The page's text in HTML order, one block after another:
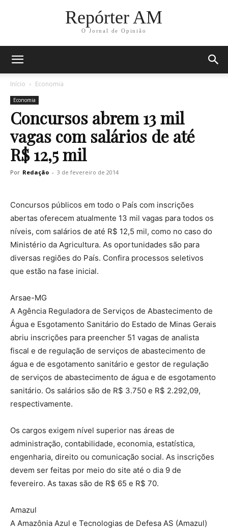
Repórter AM
O Jornal de Opinião
Início Economia
Economia
Concursos abrem 13 mil
vagas com salários de até
R$ 12,5 mil
Por Redação - 3 de fevereiro de 2014
Concursos públicos em todo o País com inscrições
abertas oferecem atualmente 13 mil vagas para todos os
níveis, com salários de até R$ 12,5 mil, como no caso do
Ministério da Agricultura. As oportunidades são para
diversas regiões do País. Confira processos seletivos
que estão na fase inicial.
Arsae-MG
A Agência Reguladora de Serviços de Abastecimento de
Água e Esgotamento Sanitário do Estado de Minas Gerais
abriu inscrições para preencher 51 vagas de analista
fiscal e de regulação de serviços de abastecimento de
água e de esgotamento sanitário e gestor de regulação
de serviços de abastecimento de água e de esgotamento
sanitário. Os salários são de R$ 3.750 e R$ 2.292,09,
respectivamente.
Os cargos exigem nível superior nas áreas de
administração, contabilidade, economia, estatística,
engenharia, direito ou comunicação social. As inscrições
devem ser feitas por meio do site até o dia 9 de
fevereiro. As taxas são de R$ 65 e R$ 70.
Amazul
A Amazônia Azul e Tecnologias de Defesa AS (Amazul)